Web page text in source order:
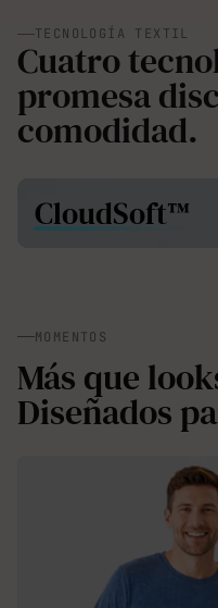
TECNOLOGÍA TEXTIL
Cuatro
promesa
comodidad.
CloudSoft™
MOMENTOS
Más que
Diseñados